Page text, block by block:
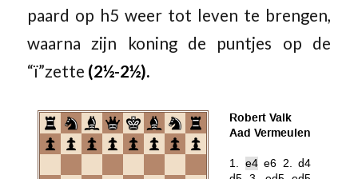
paard op h5 weer tot leven te brengen,
waarna zijn koning de puntjes op de
“ï”zette (2½-2½).